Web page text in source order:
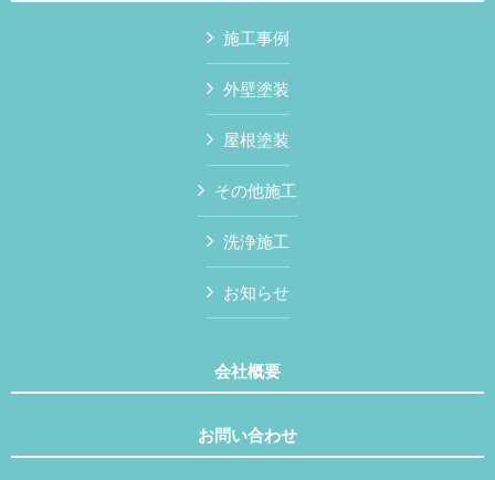
施工事例
外壁塗装
屋根塗装
その他施工
洗浄施工
お知らせ
会社概要
お問い合わせ